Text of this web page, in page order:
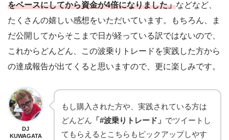
をベースにしてから資金が4倍になりました」などなど、
たくさんの嬉しい感想をいただいています。もちろん、ま
だ公開してからそこまで日が経っている訳ではないので、
これからどんどん、この波乗りトレードを実践した方から
の達成報告が出てくると思いますので、更に楽しみです。
DJ
KUWAGATA
もし購入された方や、実践されている方は
どんどん 「#波乗りトレード」 でツイートし
てもらえるとこちらもピックアップしやす